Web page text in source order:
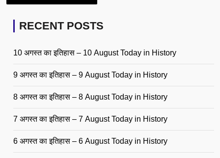
RECENT POSTS
10 अगस्त का इतिहास – 10 August Today in History
9 अगस्त का इतिहास – 9 August Today in History
8 अगस्त का इतिहास – 8 August Today in History
7 अगस्त का इतिहास – 7 August Today in History
6 अगस्त का इतिहास – 6 August Today in History